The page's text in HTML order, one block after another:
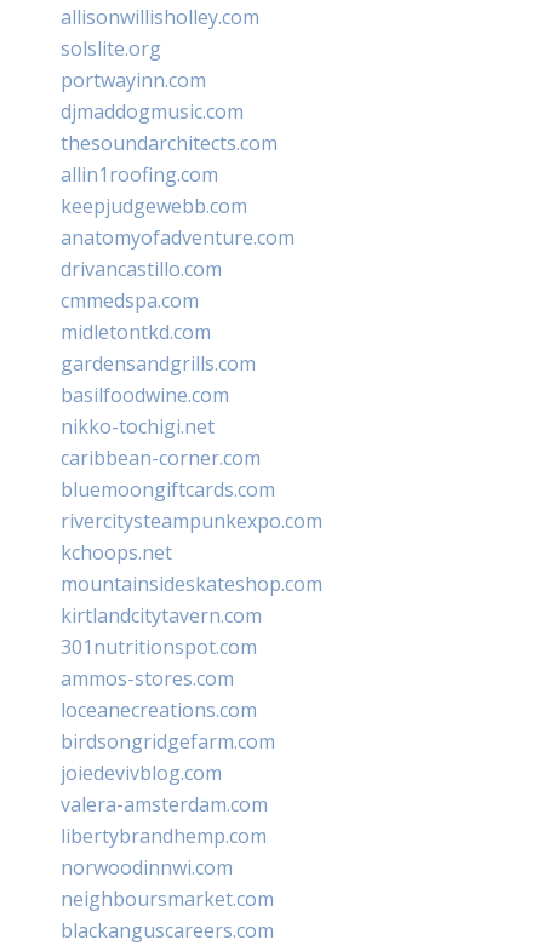
allisonwillisholley.com
solslite.org
portwayinn.com
djmaddogmusic.com
thesoundarchitects.com
allin1roofing.com
keepjudgewebb.com
anatomyofadventure.com
drivancastillo.com
cmmedspa.com
midletontkd.com
gardensandgrills.com
basilfoodwine.com
nikko-tochigi.net
caribbean-corner.com
bluemoongiftcards.com
rivercitysteampunkexpo.com
kchoops.net
mountainsideskateshop.com
kirtlandcitytavern.com
301nutritionspot.com
ammos-stores.com
loceanecreations.com
birdsongridgefarm.com
joiedevivblog.com
valera-amsterdam.com
libertybrandhemp.com
norwoodinnwi.com
neighboursmarket.com
blackanguscareers.com